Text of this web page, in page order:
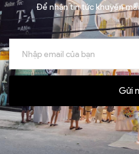
Để nhận tin tức khuyến
Gửi